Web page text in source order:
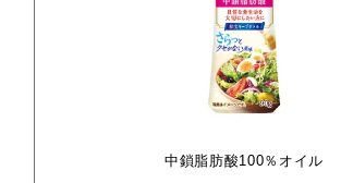
中鎖脂肪酸100％オイル